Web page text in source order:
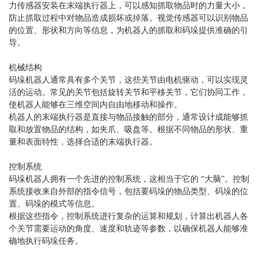
力传感器安装在末端执行器上，可以感知抓取物品时的力量大小，
防止抓取过程中对物品造成损坏或掉落。视觉传感器可以识别物品
的位置、形状和方向等信息，为机器人的抓取和码垛提供准确的引
导。
机械结构
码垛机器人通常具有多个关节，这些关节由电机驱动，可以实现灵
活的运动。常见的关节包括旋转关节和平移关节，它们协同工作，
使机器人能够在三维空间内自由地移动和操作。
机器人的末端执行器是直接与物品接触的部分，通常设计成能够抓
取和放置物品的结构，如夹爪、吸盘等。根据不同物品的形状、重
量和表面特性，选择合适的末端执行器。
控制系统
码垛机器人拥有一个先进的控制系统，这相当于它的 “大脑”。控制
系统接收来自外部的指令信号，包括要码垛的物品类型、码垛的位
置、码垛的模式等信息。
根据这些指令，控制系统进行复杂的运算和规划，计算出机器人各
个关节需要运动的角度、速度和轨迹等参数，以确保机器人能够准
确地执行码垛任务。